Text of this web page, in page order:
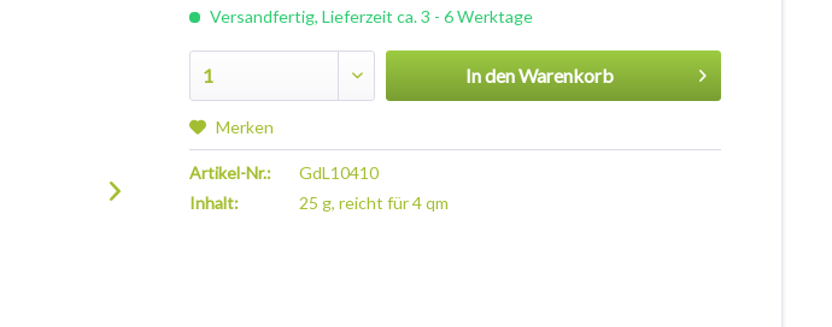
Versandfertig, Lieferzeit ca. 3 - 6 Werktage
In denWarenkorb
Merken
Artikel-Nr.:
GdL10410
Inhalt:
25 g, reicht für 4 qm